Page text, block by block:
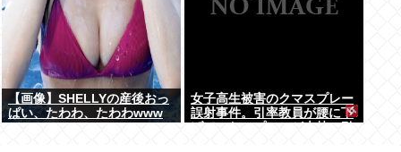
【画像】SHELLYの産後おっ
ぱい、たわわ、たわわwww
女子高生被害のクマスプレー
誤射事件。引率教員が腰に下